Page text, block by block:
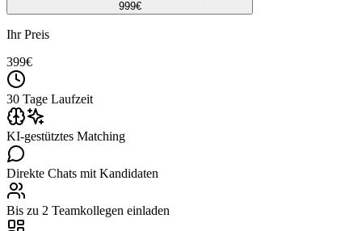
999€
Ihr Preis
399€
30 Tage Laufzeit
KI-gestütztes Matching
Direkte Chats mit Kandidaten
Bis zu 2 Teamkollegen einladen